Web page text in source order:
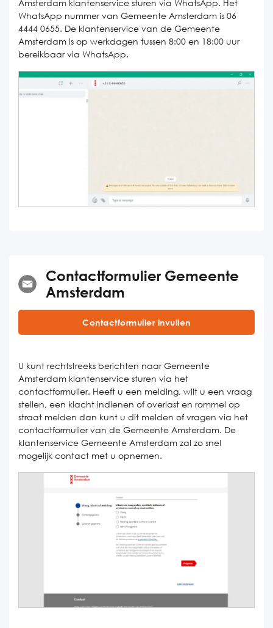
Amsterdam klantenservice sturen via WhatsApp. Het
WhatsApp nummer van Gemeente Amsterdam is 06
4444 0655. De klantenservice van de Gemeente
Amsterdam is op werkdagen tussen 8:00 en 18:00 uur
bereikbaar via WhatsApp.
Contactformulier Gemeente
Amsterdam
Contactformulier invullen
U kunt rechtstreeks berichten naar Gemeente
Amsterdam klantenservice sturen via het
contactformulier. Heeft u een melding, wilt u een vraag
stellen, een klacht indienen of overlast en rommel op
straat melden dan kunt u dit melden of vragen via het
contactformulier van de Gemeente Amsterdam. De
klantenservice Gemeente Amsterdam zal zo snel
mogelijk contact met u opnemen.